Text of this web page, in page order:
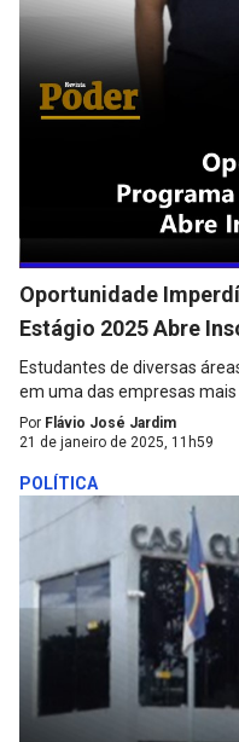
Oportunidade
Estágio 2025 Abre
Estudantes de diversas
em uma das empresas mais
Por Flávio José Jardim
21 de janeiro de 2025, 11h59
POLÍTICA